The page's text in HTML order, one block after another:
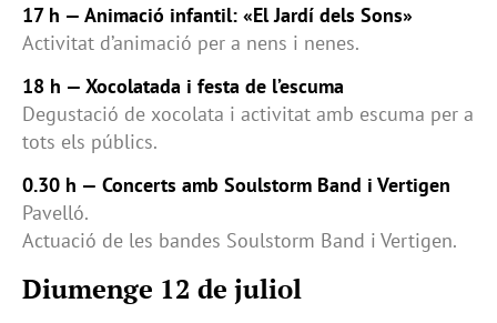
17 h — Animació infantil: «El Jardí dels Sons»
Activitat d’animació per a nens i nenes.
18 h — Xocolatada i festa de l’escuma
Degustació de xocolata i activitat amb escuma per a
tots els públics.
0.30 h — Concerts amb Soulstorm Band i Vertigen
Pavelló.
Actuació de les bandes Soulstorm Band i Vertigen.
Diumenge 12 de juliol